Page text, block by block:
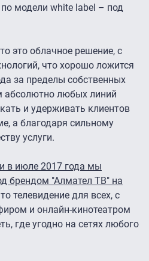
модели white label – под
это облачное решение, с
что хорошо ложится
за пределы собственных
абсолютно любых линий
и удерживать клиентов
а благодаря сильному
услуги.
в июле 2017 года мы
брендом "Алмател ТВ" на
телевидение для всех, с
и онлайн-кинотеатром
где угодно на сетях любого